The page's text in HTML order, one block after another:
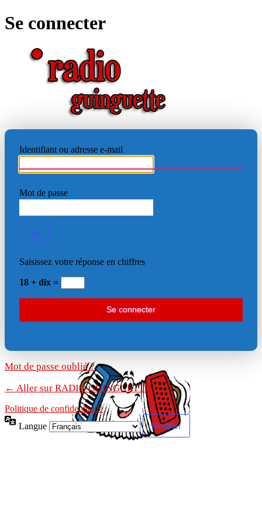
Se connecter
Identifiant ou adresse e-mail
Mot de passe
Saisissez votre réponse en chiffres
18 + dix =
Mot de passe oublié ?
← Aller sur RADIO GUINGUETTE
Politique de confidentialité
Langue